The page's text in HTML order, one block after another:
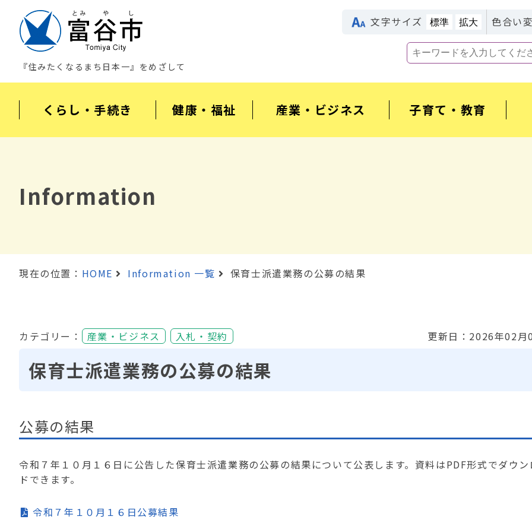
『住みたくなるまち日本一』をめざして
文字サイズ 標準 拡大 色合い
くらし・手続き 健康・福祉 産業・ビジネス 子育て・教育
Information
現在の位置： HOME Information 一覧 保育士派遣業務の公募の結果
カテゴリー： 産業・ビジネス 入札・契約 更新日：2026年02月
保育士派遣業務の公募の結果
公募の結果
令和７年１０月１６日に公告した保育士派遣業務の公募の結果について公表します。資料はPDF形式でダウ
ドできます。
令和７年１０月１６日公募結果